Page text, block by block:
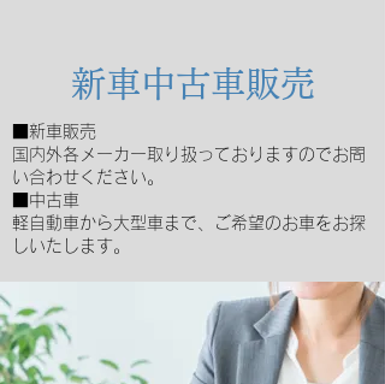
新車中古車販売
■新車販売
国内外各メーカー取り扱っておりますのでお問
い合わせください。
■中古車
軽自動車から大型車まで、ご希望のお車をお探
しいたします。